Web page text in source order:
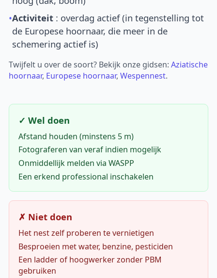
•Activiteit : overdag actief (in tegenstelling tot
de Europese hoornaar, die meer in de
schemering actief is)
Twijfelt u over de soort? Bekijk onze gidsen:Aziatische
hoornaar, Europese hoornaar,Wespennest.
✓ Wel doen
Afstand houden (minstens 5 m)
Fotograferen van veraf indien mogelijk
Onmiddellijk melden via WASPP
Een erkend professional inschakelen
✗ Niet doen
Het nest zelf proberen te vernietigen
Besproeien met water, benzine, pesticiden
Een ladder of hoogwerker zonder PBM
gebruiken